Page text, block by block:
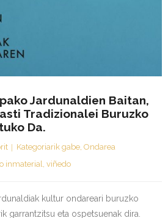
Jardunaldien Baitan,
Tradizionalei Buruzko
Da.
Kategoriarik gabe Ondarea
inmaterial viñedo
kultur ondareari buruzko
garrantzitsu eta ospetsuenak dira.